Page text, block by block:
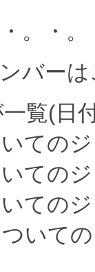
・。・
バー
覧(日
ての
ての
ての
いて